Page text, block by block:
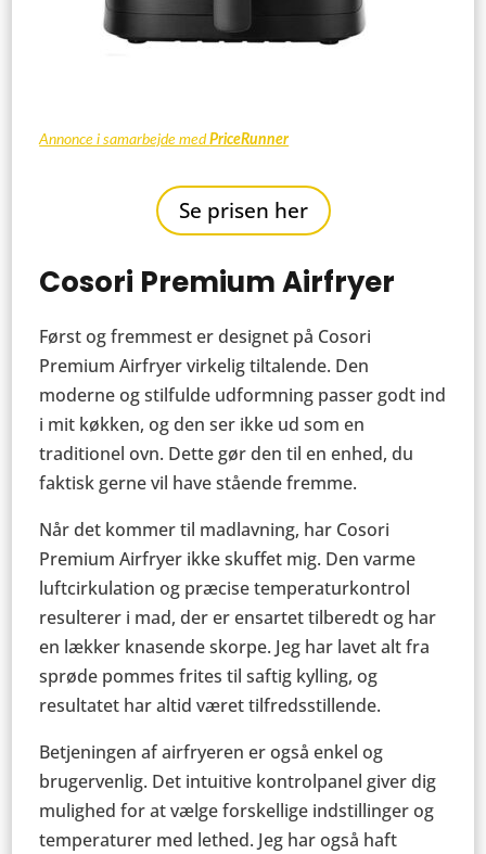
Annonce i samarbejde medPriceRunner
Se prisen her
Cosori Premium Airfryer
Først og fremmest er designet på Cosori
Premium Airfryer virkelig tiltalende. Den
moderne og stilfulde udformning passer godt ind
i mit køkken, og den ser ikke ud som en
traditionel ovn. Dette gør den til en enhed, du
faktisk gerne vil have stående fremme.
Når det kommer til madlavning, har Cosori
Premium Airfryer ikke skuffet mig. Den varme
luftcirkulation og præcise temperaturkontrol
resulterer i mad, der er ensartet tilberedt og har
en lækker knasende skorpe. Jeg har lavet alt fra
sprøde pommes frites til saftig kylling, og
resultatet har altid været tilfredsstillende.
Betjeningen af airfryeren er også enkel og
brugervenlig. Det intuitive kontrolpanel giver dig
mulighed for at vælge forskellige indstillinger og
temperaturer med lethed. Jeg har også haft